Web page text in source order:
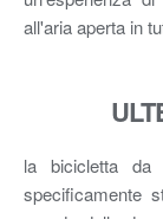
all'aria aperta in
la bicicletta
specificamente